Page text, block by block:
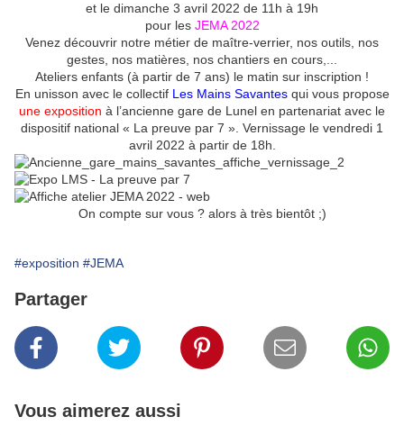
et le dimanche 3 avril 2022 de 11h à 19h
pour lesJEMA 2022
Venez découvrir notre métier de maître-verrier, nos outils, nos
gestes, nos matières, nos chantiers en cours,...
Ateliers enfants (à partir de 7 ans) le matin sur inscription !
En unisson avec le collectif Les Mains Savantesqui vous propose
une exposition à l’ancienne gare de Lunel en partenariat avec le
dispositif national « La preuve par 7 ». Vernissage le vendredi 1
avril 2022 à partir de 18h.
On compte sur vous ? alors à très bientôt ;)
#exposition #JEMA
Partager
Vous aimerez aussi